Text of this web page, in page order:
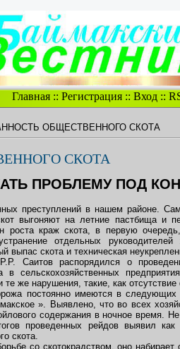
Главная:: Регистрация:: Вход::
ОБЩЕСТВЕННОГО СКОТА
СКОТА
ПРОБЛЕМУ ПОД
преступлений в нашем районе.
выгоняют на летние пастбища и
краж скота, в первую очередь,
отдельных
выпас скота и техническая
Саитов распорядился о
в сельскохозяйственных
же нарушения, такие, как
постоянно имеются в
». Выявлено, что во всех
содержания в ночное время.
проведенных рейдов выявил
скота.
со скотокрадством, оно набирает